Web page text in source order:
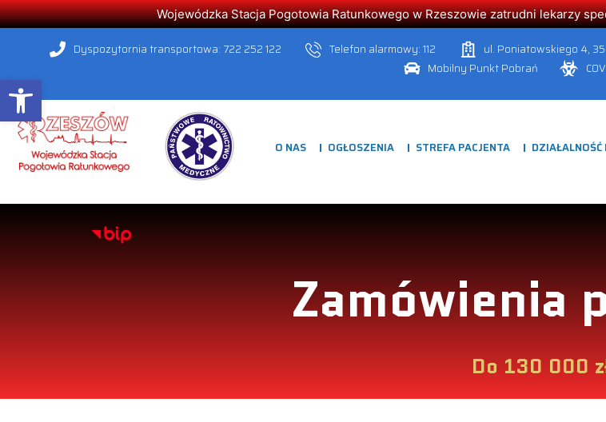
Open toolbar
Wojewódzka Stacja Pogotowia Ratunkowego w Rzeszowie zatrudni lekarzy
Dyspozytornia transportowa: 722 252 122 Telefon alarmowy: 112 ul. Poniatowskiego 4,
Mobilny Punkt Pobrań
O NAS OGŁOSZENIA STREFA PACJENTA
Zamówienia
Do 130 000